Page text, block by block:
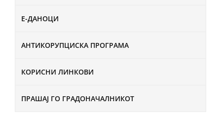
Е-ДАНОЦИ
АНТИКОРУПЦИСКА ПРОГРАМА
КОРИСНИ ЛИНКОВИ
ПРАШАЈ ГО ГРАДОНАЧАЛНИКОТ